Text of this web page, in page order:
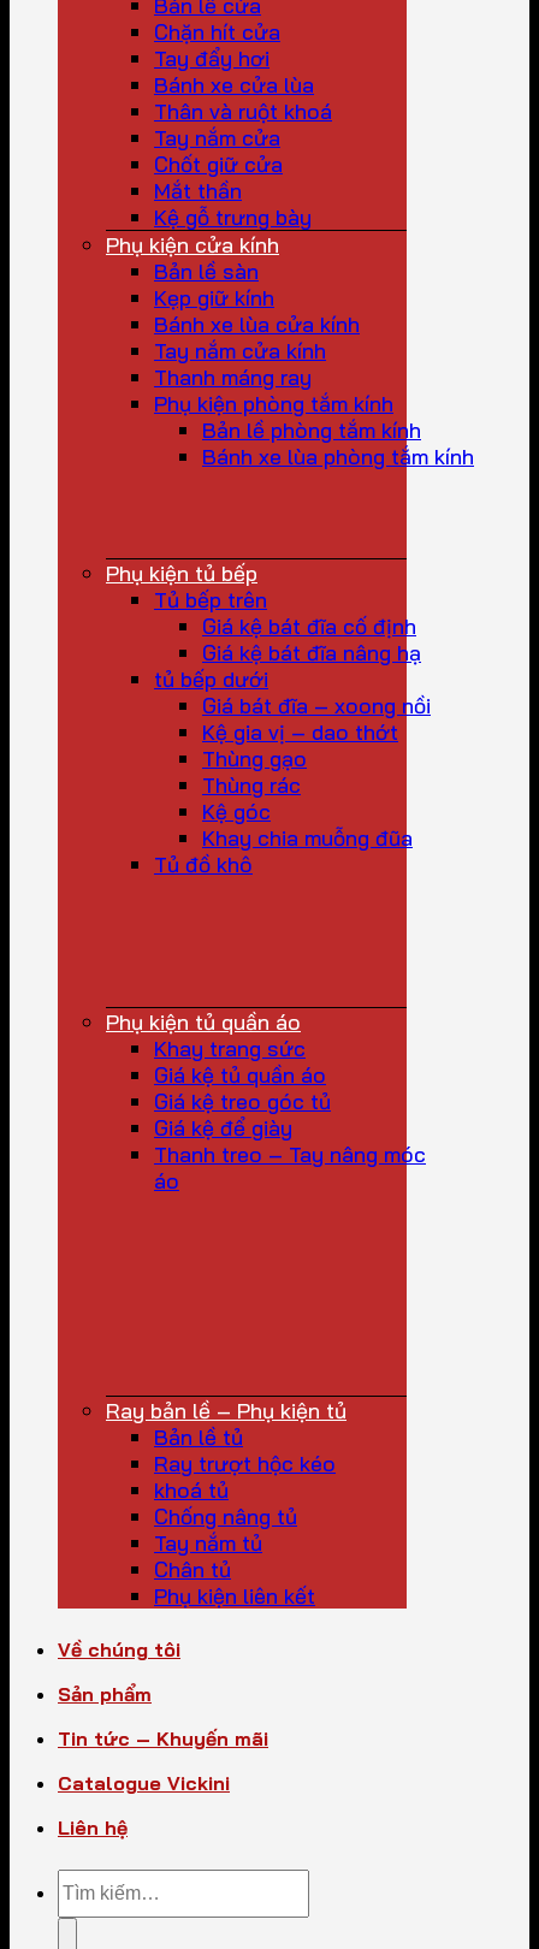
Chặn hít cửa
Tay đẩy hơi
Bánh xe cửa lùa
Thân và ruột khoá
Tay nắm cửa
Chốt giữ cửa
Mắt thần
Kệ gỗ trưng bày
Phụ kiện cửa kính
Bản lề sàn
Kẹp giữ kính
Bánh xe lùa cửa kính
Tay nắm cửa kính
Thanh máng ray
Phụ kiện phòng tắm kính
Bản lề phòng tắm kính
Bánh xe lùa phòng tắm kính
Phụ kiện tủ bếp
Tủ bếp trên
Giá kệ bát đĩa cố định
Giá kệ bát đĩa nâng hạ
tủ bếp dưới
Giá bát đĩa – xoong nồi
Kệ gia vị – dao thớt
Thùng gạo
Thùng rác
Kệ góc
Khay chia muỗng đũa
Tủ đồ khô
Phụ kiện tủ quần áo
Khay trang sức
Giá kệ tủ quần áo
Giá kệ treo góc tủ
Giá kệ để giày
Thanh treo – Tay nâng móc
áo
Ray bản lề – Phụ kiện tủ
Bản lề tủ
Ray trượt hộc kéo
khoá tủ
Chống nâng tủ
Tay nắm tủ
Chân tủ
Phụ kiện liên kết
Về chúng tôi
Sản phẩm
Tin tức – Khuyến mãi
Catalogue Vickini
Liên hệ
Tìm
kiếm: